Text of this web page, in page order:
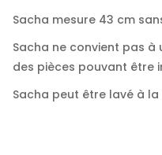
Sacha mesure 43 cm
Sacha ne convient pas
des pièces pouvant être
Sacha peut être lavé à